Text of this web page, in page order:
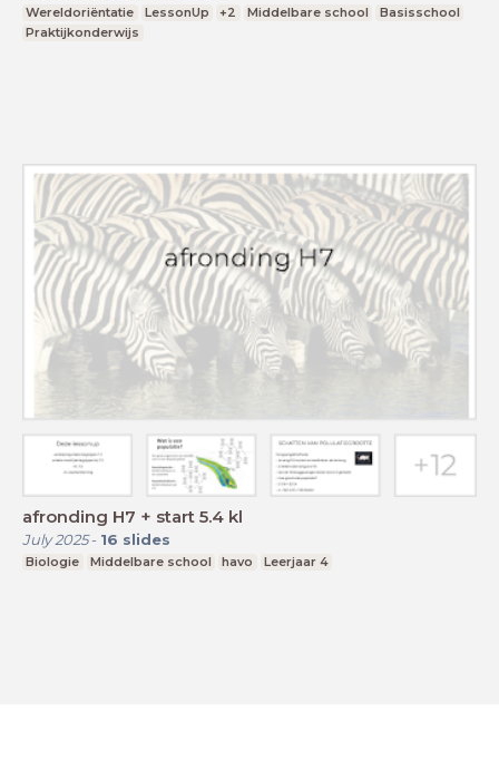
Wereldoriëntatie LessonUp +2 Middelbare school
Basisschool
Praktijkonderwijs
afronding H7 + start 5.4 kl
July 2025- 16 slides
Biologie Middelbare school havo Leerjaar 4